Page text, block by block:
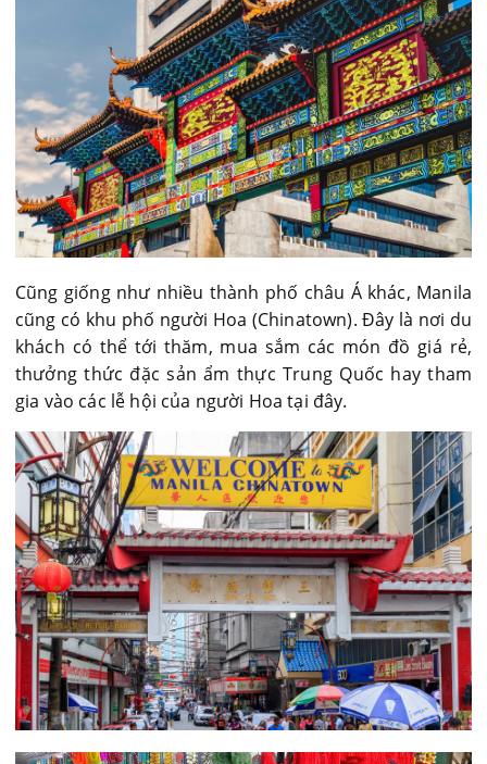
Cũng giống như nhiều thành phố châu Á khác, Manila
cũng có khu phố người Hoa (Chinatown). Đây là nơi du
khách có thể tới thăm, mua sắm các món đồ giá rẻ,
thưởng thức đặc sản ẩm thực Trung Quốc hay tham
gia vào các lễ hội của người Hoa tại đây.